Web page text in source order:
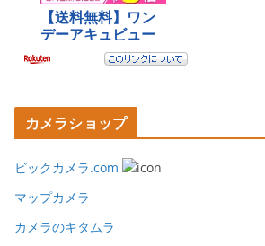
カメラショップ
ビックカメラ.com
マップカメラ
カメラのキタムラ